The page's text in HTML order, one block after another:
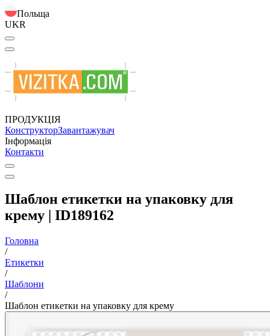
Польща
UKR
ПРОДУКЦІЯ
КонструкторЗавантажувач
Інформація
Контакти
Шаблон етикетки на упаковку для
крему | ID189162
Головна
/
Етикетки
/
Шаблони
/
Шаблон етикетки на упаковку для крему